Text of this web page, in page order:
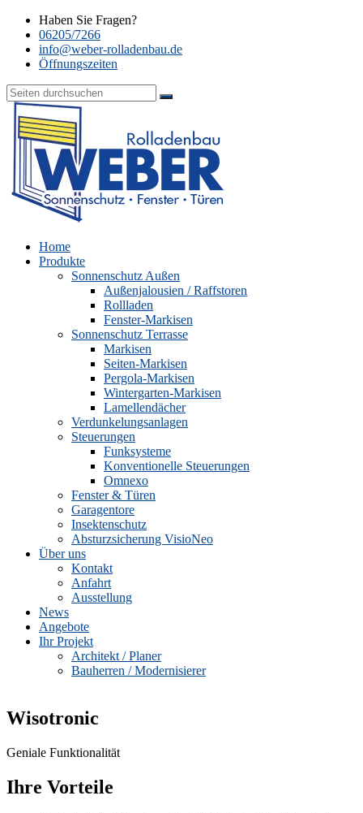
Haben Sie Fragen?
06205/7266
info@weber-rolladenbau.de
Öffnungszeiten
Home
Produkte
Sonnenschutz Außen
Außenjalousien / Raffstoren
Rollladen
Fenster-Markisen
Sonnenschutz Terrasse
Markisen
Seiten-Markisen
Pergola-Markisen
Wintergarten-Markisen
Lamellendächer
Verdunkelungsanlagen
Steuerungen
Funksysteme
Konventionelle Steuerungen
Omnexo
Fenster & Türen
Garagentore
Insektenschutz
Absturzsicherung VisioNeo
Über uns
Kontakt
Anfahrt
Ausstellung
News
Angebote
Ihr Projekt
Architekt / Planer
Bauherren / Modernisierer
Wisotronic
Geniale Funktionalität
Ihre Vorteile